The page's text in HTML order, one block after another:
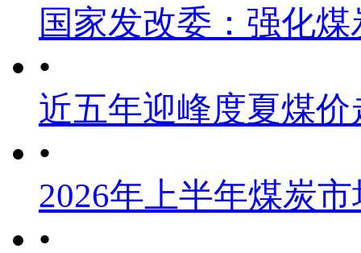
国家发改委：强化
•
近五年迎峰度夏煤价
•
2026年上半年煤炭
•